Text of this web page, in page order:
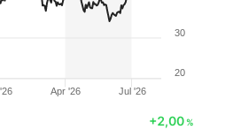
Apr '26 Jul '26
20
30
+2,00%